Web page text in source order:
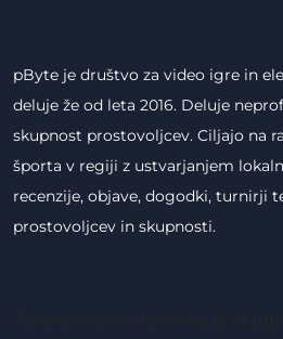
pByte je društvo za video igre in
deluje že od leta 2016. Deluje
skupnost prostovoljcev. Ciljajo na
športa v regiji z ustvarjanjem
recenzije, objave, dogodki, turnirji
prostovoljcev in skupnosti.